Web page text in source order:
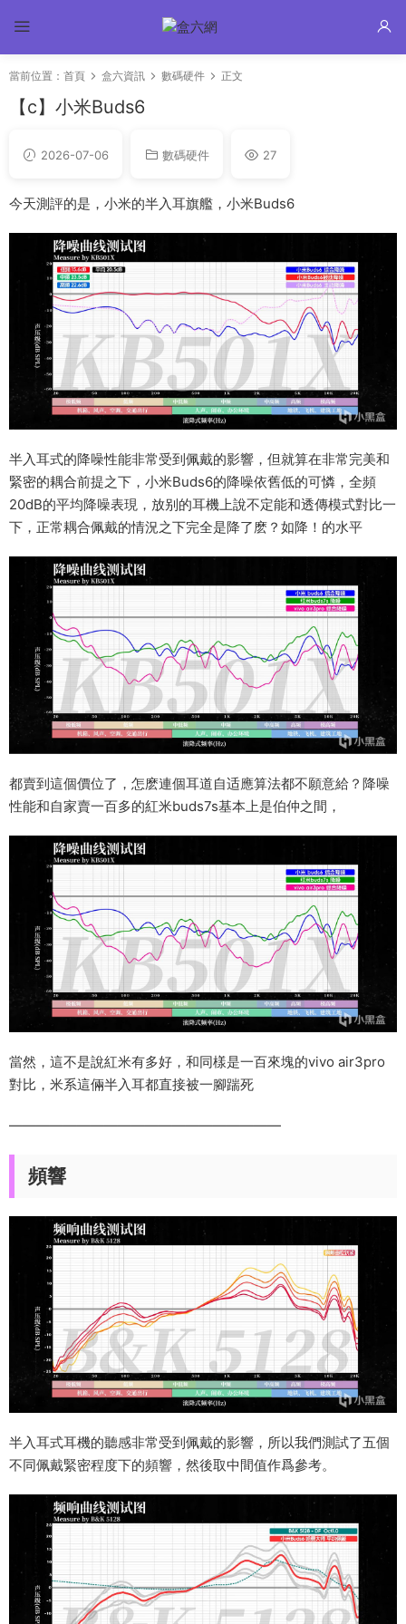
當前位置： 首頁 盒六資訊 數碼硬件 正文
【c】小米Buds6
2026-07-06 數碼硬件 27
今天測評的是，小米的半入耳旗艦，小米Buds6
半入耳式的降噪性能非常受到佩戴的影響，但就算在非常完美和
緊密的耦合前提之下，小米Buds6的降噪依舊低的可憐，全頻
20dB的平均降噪表現，放别的耳機上說不定能和透傳模式對比一
下，正常耦合佩戴的情況之下完全是降了麽？如降！的水平
都賣到這個價位了，怎麽連個耳道自适應算法都不願意給？降噪
性能和自家賣一百多的紅米buds7s基本上是伯仲之間，
當然，這不是說紅米有多好，和同樣是一百來塊的vivo air3pro
對比，米系這倆半入耳都直接被一腳踹死
————————————————————
頻響
半入耳式耳機的聽感非常受到佩戴的影響，所以我們測試了五個
不同佩戴緊密程度下的頻響，然後取中間值作爲參考。